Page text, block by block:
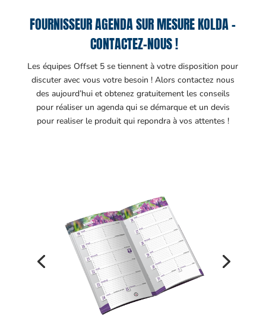
FOURNISSEUR AGENDA SUR MESURE KOLDA –
CONTACTEZ-NOUS !
Les équipes Offset 5 se tiennent à votre disposition pour
discuter avec vous votre besoin ! Alors contactez nous
des aujourd’hui et obtenez gratuitement les conseils
pour réaliser un agenda qui se démarque et un devis
pour realiser le produit qui repondra à vos attentes !